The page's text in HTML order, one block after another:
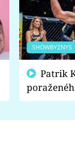
SHOWBYZNYS
fanoušci